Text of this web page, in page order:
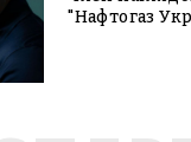
"Нафтогаз